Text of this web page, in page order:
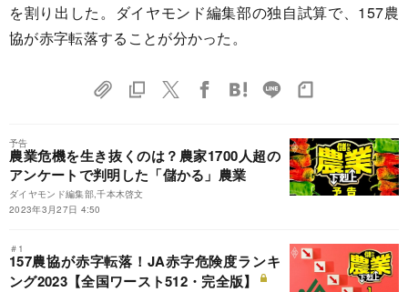
を割り出した。ダイヤモンド編集部の独自試算で、157農
協が赤字転落することが分かった。
予告
農業危機を生き抜くのは？農家1700人超の
アンケートで判明した「儲かる」農業
ダイヤモンド編集部,千本木啓文
2023年3月27日 4:50
＃1
157農協が赤字転落！JA赤字危険度ランキ
ング2023【全国ワースト512・完全版】